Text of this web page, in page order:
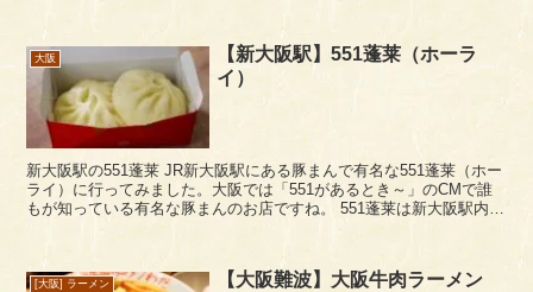
大阪
【新大阪駅】551蓬莱（ホーラ
イ）
新大阪駅の551蓬莱 JR新大阪駅にある豚まんで有名な551蓬莱（ホー
ライ）に行ってみました。大阪では「551があるとき～」のCMで誰
もが知っている有名な豚まんのお店ですね。 551蓬莱は新大阪駅内
[大阪] ラーメン
【大阪難波】大阪牛肉ラーメン